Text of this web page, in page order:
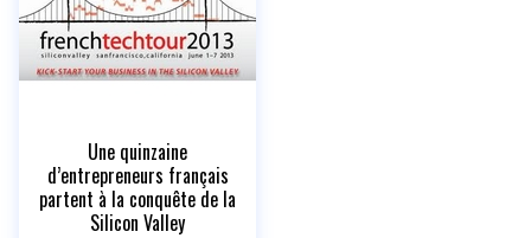
Une quinzaine
d’entrepreneurs français
partent à la conquête de la
Silicon Valley